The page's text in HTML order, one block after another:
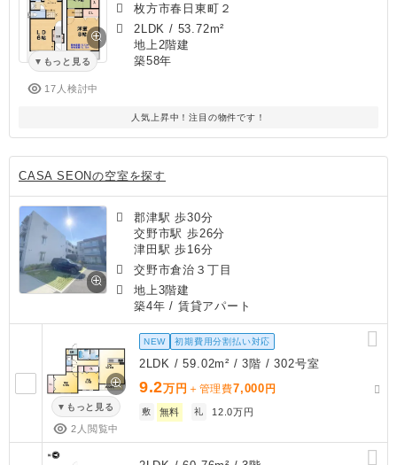
もっと見る
17人検討中
枚方市春日東町２
2LDK / 53.72m²
地上2階建
築58年
人気上昇中！注目の物件です！
CASA SEONの空室を探す
郡津駅 歩30分
交野市駅 歩26分
津田駅 歩16分
交野市倉治３丁目
地上3階建
築4年 / 賃貸アパート
もっと見る
2人閲覧中
NEW 初期費用分割払い対応
2LDK / 59.02m² / 3階 / 302号室
9.2万円 ＋管理費7,000 円
敷 無料 礼 12.0万円